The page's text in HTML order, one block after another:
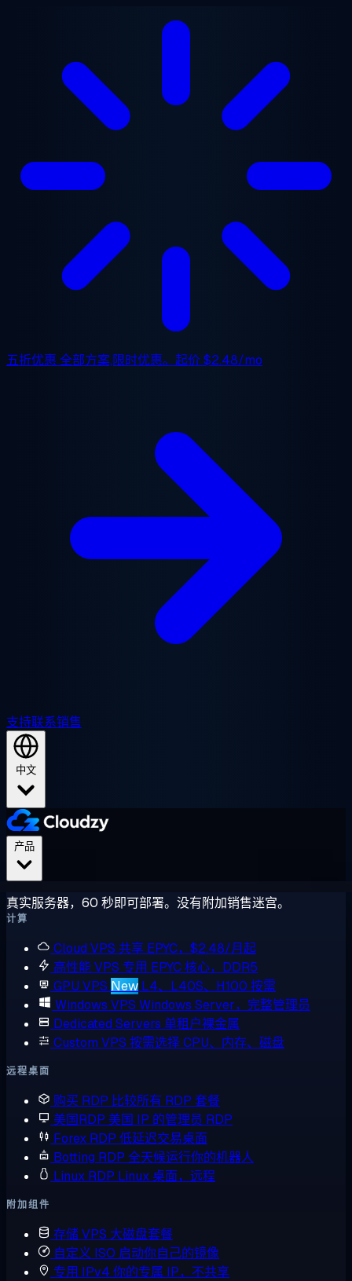
五折优惠 全部方案,限时优惠。起价$2.48/mo
支持联系销售
中文
真实服务器，60 秒即可部署。没有附加销售迷宫。
计算
Cloud VPS 共享 EPYC，$2.48/月起
高性能 VPS 专用 EPYC 核心，DDR5
GPU VPS New L4、L40S、H100 按需
Windows VPS Windows Server，完整管理员
Dedicated Servers 单租户裸金属
Custom VPS 按需选择 CPU、内存、磁盘
远程桌面
购买 RDP 比较所有 RDP 套餐
美国RDP 美国 IP 的管理员 RDP
Forex RDP 低延迟交易桌面
Botting RDP 全天候运行你的机器人
Linux RDP Linux 桌面，远程
附加组件
存储 VPS 大磁盘套餐
自定义 ISO 启动你自己的镜像
专用 IPv4 你的专属 IP，不共享